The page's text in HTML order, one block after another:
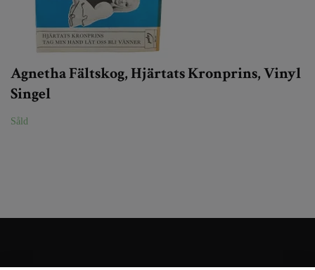
Agnetha Fältskog, Hjärtats Kronprins, Vinyl
Singel
Såld